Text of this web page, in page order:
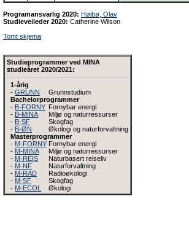
Programansvarlig 2020: Høibø, Olav
Studieveileder 2020: Catherine Wilson
Tomt skjema
Studieprogrammer ved MINA
studieåret 2020/2021:
1-årig
- GRUNN
Grunnstudium
Bachelorprogrammer
- B-FORNY Fornybar energi
- B-MINA
Miljø og naturressurser
- B-SF
Skogfag
- B-ØN
Økologi og naturforvaltning
Masterprogrammer
- M-FORNY Fornybar energi
- M-MINA
Miljø og naturressurser
- M-REIS
Naturbasert reiseliv
- M-NF
Naturforvaltning
- M-RAD
Radioøkologi
- M-SF
Skogfag
- M-ECOL Økologi